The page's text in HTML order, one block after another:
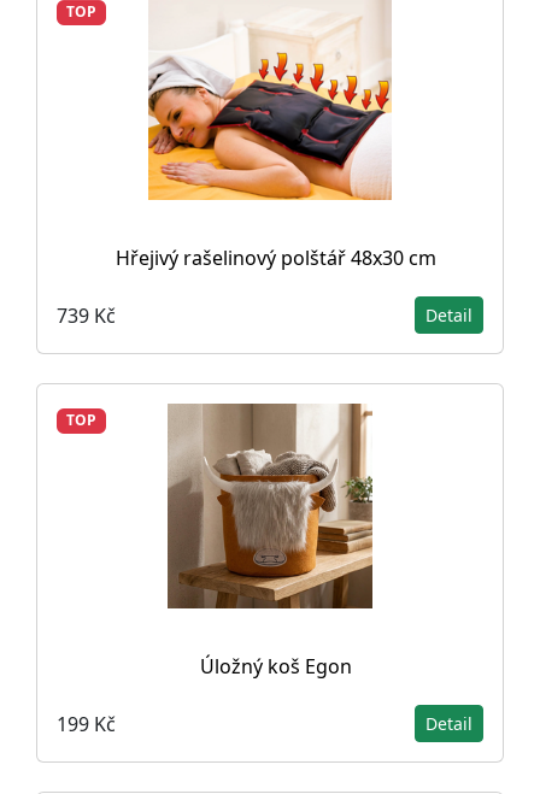
TOP
Hřejivý rašelinový polštář 48x30 cm
739 Kč Detail
TOP
Úložný koš Egon
199 Kč Detail